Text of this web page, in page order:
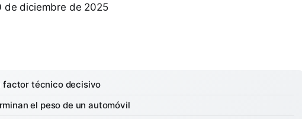
de diciembre de 2025
factor técnico decisivo
el peso de un automóvil